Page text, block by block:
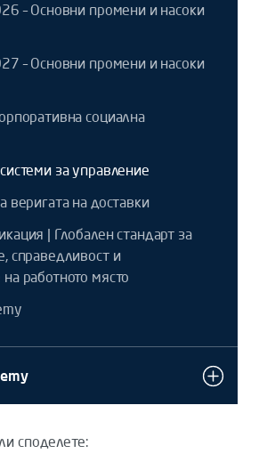
– Основни промени и насоки
– Основни промени и насоки
социална
за управление
веригата на доставки
| Глобален стандарт за
справедливост и
работното място
споделете: